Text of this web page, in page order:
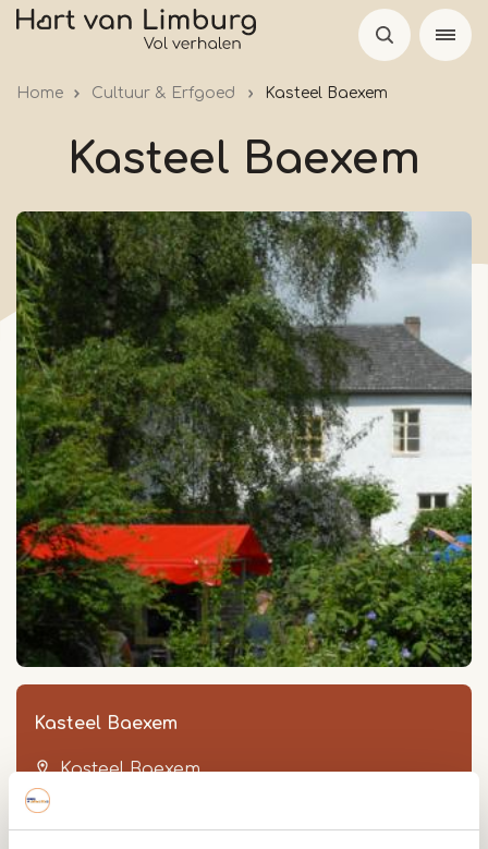
Skip
Home Cultuur & Erfgoed Kasteel Baexem
Kasteel Baexem
Kasteel Baexem
Kasteel Baexem
6095 NB BAEXEM